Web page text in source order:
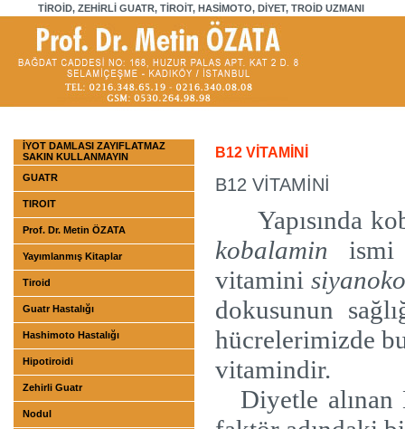
TİROİD, ZEHİRLİ GUATR, TİROİT, HASİMOTO, DİYET, TROİD UZMANI
İYOT DAMLASI ZAYIFLATMAZ
SAKIN KULLANMAYIN
GUATR
TIROIT
Prof. Dr. Metin ÖZATA
Yayımlanmış Kitaplar
Tiroid
Guatr Hastalığı
Hashimoto Hastalığı
Hipotiroidi
Zehirli Guatr
Nodul
B12 VİTAMİNİ
B12 VİTAMİNİ
Yapısında
kobalamin ismi
vitamini
dokusunun
hücrelerimizde
vitamindir.
Diyetle